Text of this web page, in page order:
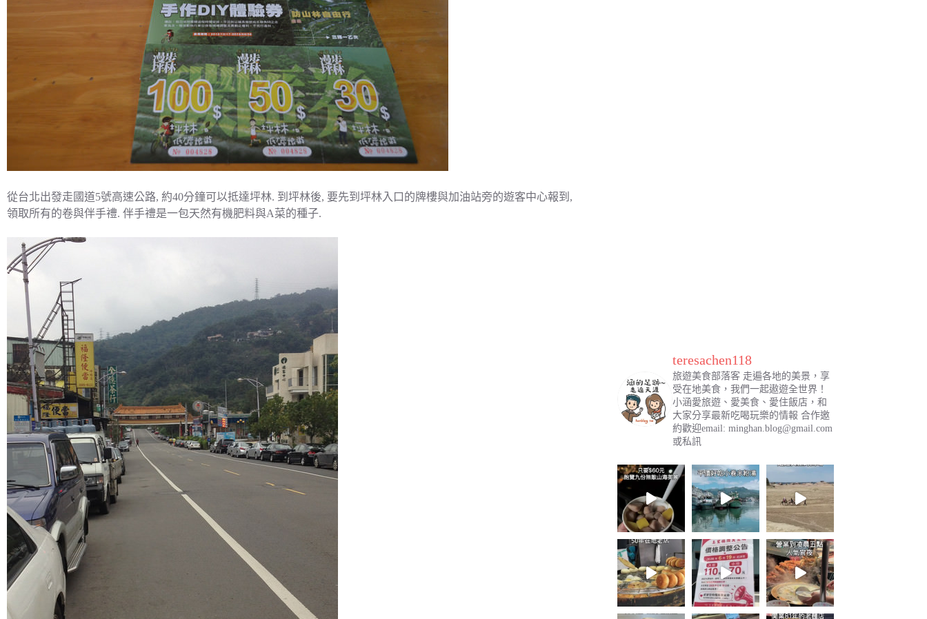
從台北出發走國道5號高速公路, 約40分鐘可以抵達坪林. 到坪林後, 要先到坪林入口的牌樓與加油站旁的遊客中心報到,
領取所有的卷與伴手禮. 伴手禮是一包天然有機肥料與A菜的種子.
teresachen118
旅遊美食部落客走遍各地的美景，享
受在地美食，我們一起遨遊全世界！
小涵愛旅遊、愛美食、愛住飯店，和
大家分享最新吃喝玩樂的情報 合作邀
約歡迎email: minghan.blog@gmail.com
或私訊